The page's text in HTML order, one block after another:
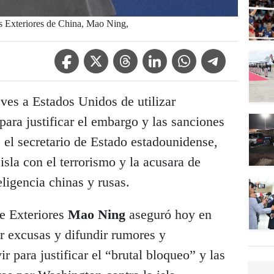
Exteriores de China, Mao Ning,
Facebook IconTwitter IconThreads IconLinkedin IconWhatsApp IconTelegram Icon
a Estados Unidos de utilizar
justificar el embargo y las sanciones
secretario de Estado estadounidense,
con el terrorismo y la acusara de
chinas y rusas.
Exteriores Mao Ning aseguró hoy en
excusas y difundir rumores y
para justificar el “brutal bloqueo” y las